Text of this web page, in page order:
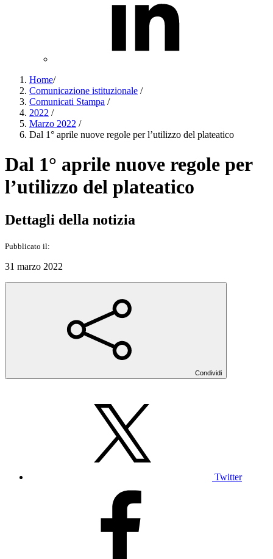
Home/
Comunicazione istituzionale /
Comunicati Stampa /
2022 /
Marzo 2022 /
Dal 1° aprile nuove regole per l’utilizzo del plateatico
Dal 1° aprile nuove regole per
l’utilizzo del plateatico
Dettagli della notizia
Pubblicato il:
31 marzo 2022
Condividi
Twitter